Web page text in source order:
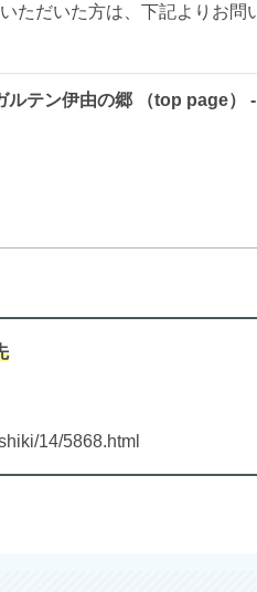
ただいた方は、下記よりお問
ルテン伊由の郷 （top page） -
14/5868.html